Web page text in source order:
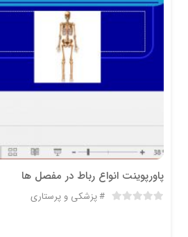
پاورپوینت انواع رباط در مفصل ها
پزشکی و پرستاری